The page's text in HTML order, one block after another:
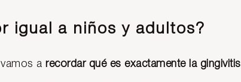
igual a niños y adultos?
a recordar qué es exactamente la gingivitis